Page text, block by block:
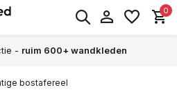
0
- ruim 600+ wandkleden
bostafereel